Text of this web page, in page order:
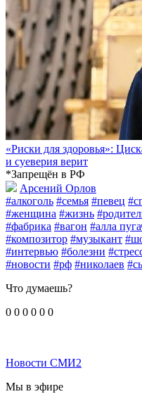
«Риски для здоровья»:
и суеверия верит
*Запрещён в РФ
Арсений Орлов
#алкоголь #семья #певец
#женщина #жизнь
#фабрика #вагон #алла
#композитор #музыкант
#интервью #болезни
#новости #рф #николаев
Что думаешь?
0 0 0 0 0 0
Новости СМИ2
Мы в эфире